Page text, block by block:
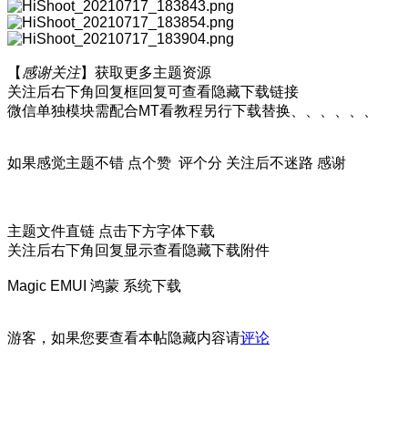
【 感谢关注】获取更多主题资源
关注后右下角回复框回复可查看隐藏下载链接
微信单独模块需配合MT看教程另行下载替换、、、、、、
如果感觉主题不错 点个赞 评个分 关注后不迷路 感谢
主题文件直链 点击下方字体下载
关注后右下角回复显示查看隐藏下载附件
Magic EMUI 鸿蒙 系统下载
游客，如果您要查看本帖隐藏内容请评论